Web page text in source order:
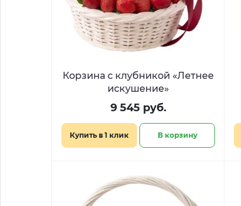
Корзина с клубникой «Летнее
искушение»
9 545 руб.
Купить в 1 клик В корзину